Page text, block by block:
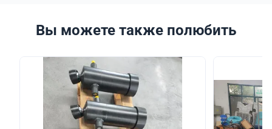
Вы можете также полюбить